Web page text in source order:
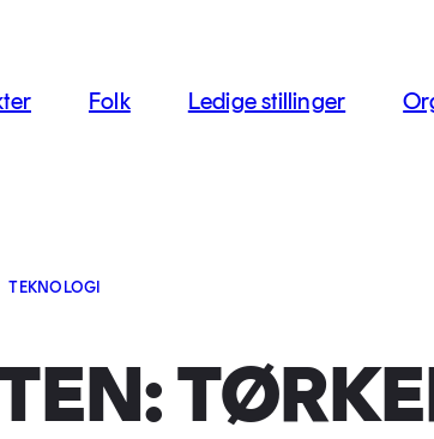
Folk Ledige stillinger
TEKNOLOGI